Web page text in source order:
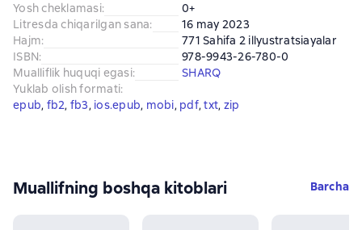
Yosh cheklamasi:
0+
Litresda chiqarilgan sana:
16 may 2023
Hajm:
771 Sahifa 2 illyustratsiayalar
ISBN:
978-9943-26-780-0
Mualliflik huquqi egasi:
SHARQ
Yuklab olish formati:
epub, fb2, fb3, ios.epub, mobi, pdf, txt, zip
Muallifning boshqa kitoblari Barcha